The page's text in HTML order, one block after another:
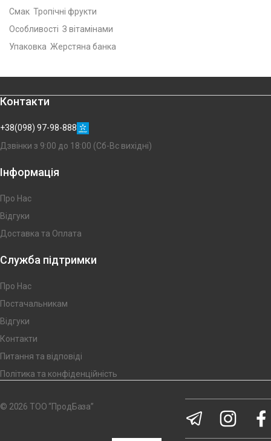
Смак Тропічні фрукти
Особливості З вітамінами
Упаковка Жерстяна банка
Контакти
+38(098) 97-98-888
Дзвінки з 9:00 до 18:00 (Сб-Вс вихідні)
Інформація
Про Нас
Відгуки
Доставка та Оплата
Служба підтримки
Про Нас
Постачальникам
Відгуки
Контакти
Питання та відповіді
Політика та конфіденційність
© 2026 ТОО “ПродБаза”